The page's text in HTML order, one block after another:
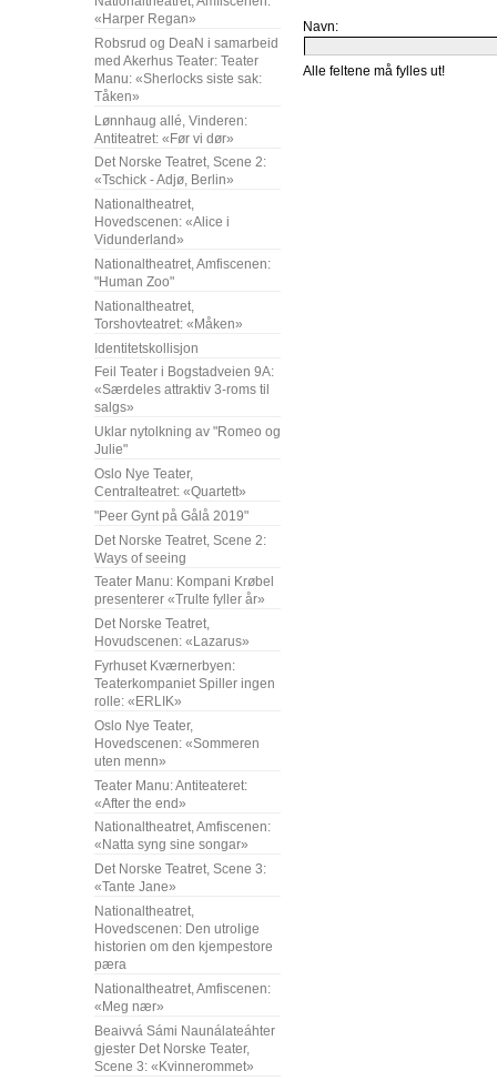
«Harper Regan»
Robsrud og DeaN i samarbeid
med Akerhus Teater: Teater
Manu: «Sherlocks siste sak:
Tåken»
Lønnhaug allé, Vinderen:
Antiteatret: «Før vi dør»
Det Norske Teatret, Scene 2:
«Tschick - Adjø, Berlin»
Nationaltheatret,
Hovedscenen: «Alice i
Vidunderland»
Nationaltheatret, Amfiscenen:
"Human Zoo"
Nationaltheatret,
Torshovteatret: «Måken»
Identitetskollisjon
Feil Teater i Bogstadveien 9A:
«Særdeles attraktiv 3-roms til
salgs»
Uklar nytolkning av "Romeo og
Julie"
Oslo Nye Teater,
Centralteatret: «Quartett»
"Peer Gynt på Gålå 2019"
Det Norske Teatret, Scene 2:
Ways of seeing
Teater Manu: Kompani Krøbel
presenterer «Trulte fyller år»
Det Norske Teatret,
Hovudscenen: «Lazarus»
Fyrhuset Kværnerbyen:
Teaterkompaniet Spiller ingen
rolle: «ERLIK»
Oslo Nye Teater,
Hovedscenen: «Sommeren
uten menn»
Teater Manu: Antiteateret:
«After the end»
Nationaltheatret, Amfiscenen:
«Natta syng sine songar»
Det Norske Teatret, Scene 3:
«Tante Jane»
Nationaltheatret,
Hovedscenen: Den utrolige
historien om den kjempestore
pæra
Nationaltheatret, Amfiscenen:
«Meg nær»
Beaivvá Sámi Naunálateáhter
gjester Det Norske Teater,
Scene 3: «Kvinnerommet»
Navn:
Alle feltene må fylles ut!